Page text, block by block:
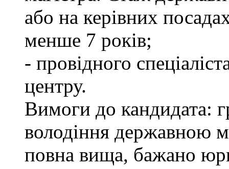
або на керівних
менше 7 років;
- провідного
центру.
Вимоги до кандидата:
володіння державною
повна вища, бажано